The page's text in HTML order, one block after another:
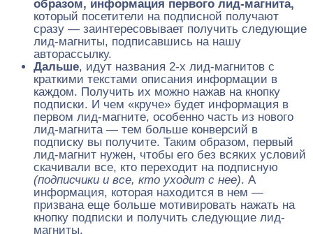
образом, информация первого лид-магнита,
который посетители на подписной получают
сразу — заинтересовывает получить следующие
лид-магниты, подписавшись на нашу
авторассылку.
Дальше, идут названия 2-х лид-магнитов с
краткими текстами описания информации в
каждом. Получить их можно нажав на кнопку
подписки. И чем «круче» будет информация в
первом лид-магните, особенно часть из нового
лид-магнита — тем больше конверсий в
подписку вы получите. Таким образом, первый
лид-магнит нужен, чтобы его без всяких условий
скачивали все, кто переходит на подписную
(подписчики и все, кто уходит с нее). А
информация, которая находится в нем —
призвана еще больше мотивировать нажать на
кнопку подписки и получить следующие лид-
магниты.